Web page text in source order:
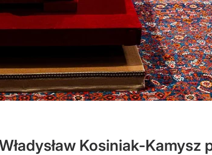
Kosiniak-